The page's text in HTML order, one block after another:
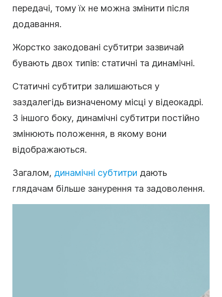
передачі, тому їх не можна змінити після
додавання.
Жорстко закодовані субтитри зазвичай
бувають двох типів: статичні та динамічні.
Статичні субтитри залишаються у
заздалегідь визначеному місці у відеокадрі.
З іншого боку, динамічні субтитри постійно
змінюють положення, в якому вони
відображаються.
Загалом, динамічні субтитри дають
глядачам більше занурення та задоволення.